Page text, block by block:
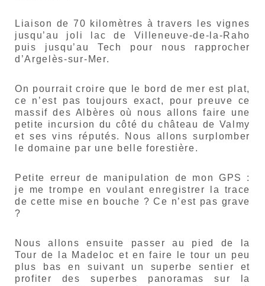
Liaison de 70 kilomètres à travers les vignes
jusqu’au joli lac de Villeneuve-de-la-Raho
puis jusqu’au Tech pour nous rapprocher
d’Argelès-sur-Mer.
On pourrait croire que le bord de mer est plat,
ce n’est pas toujours exact, pour preuve ce
massif des Albères où nous allons faire une
petite incursion du côté du château de Valmy
et ses vins réputés. Nous allons surplomber
le domaine par une belle forestière.
Petite erreur de manipulation de mon GPS :
je me trompe en voulant enregistrer la trace
de cette mise en bouche ? Ce n’est pas grave
?
Nous allons ensuite passer au pied de la
Tour de la Madeloc et en faire le tour un peu
plus bas en suivant un superbe sentier et
profiter des superbes panoramas sur la